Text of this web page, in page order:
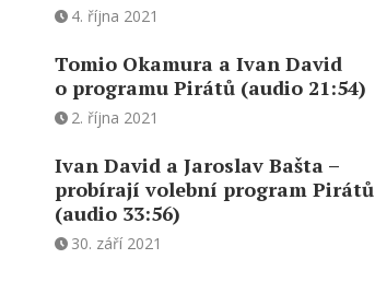
4. října 2021
Tomio Okamura a Ivan David
o programu Pirátů (audio 21:54)
2. října 2021
Ivan David a Jaroslav Bašta –
probírají volební program Pirátů
(audio 33:56)
30. září 2021